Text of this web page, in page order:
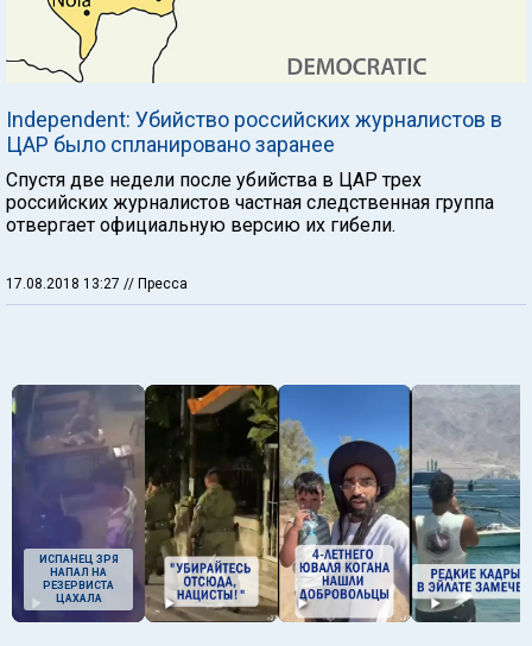
Independent: Убийство российских журналистов в
ЦАР было спланировано заранее
Спустя две недели после убийства в ЦАР трех
российских журналистов частная следственная группа
отвергает официальную версию их гибели.
17.08.2018 13:27 // Пресса
ИСПАНЕЦ ЗРЯ
НАПАЛ НА
РЕЗЕРВИСТА
ЦАХАЛА